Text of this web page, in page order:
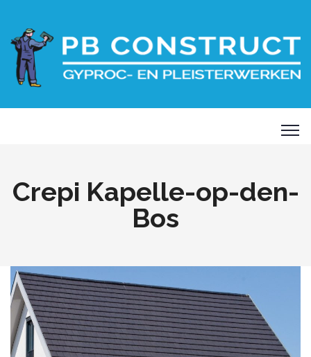
Crepi Kapelle-op-den-
Bos